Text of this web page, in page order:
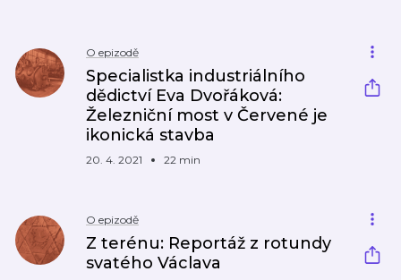
O epizodě
Specialistka industriálního
dědictví Eva Dvořáková:
Železniční most v Červené je
ikonická stavba
20. 4. 2021 22 min
O epizodě
Z terénu: Reportáž z rotundy
svatého Václava